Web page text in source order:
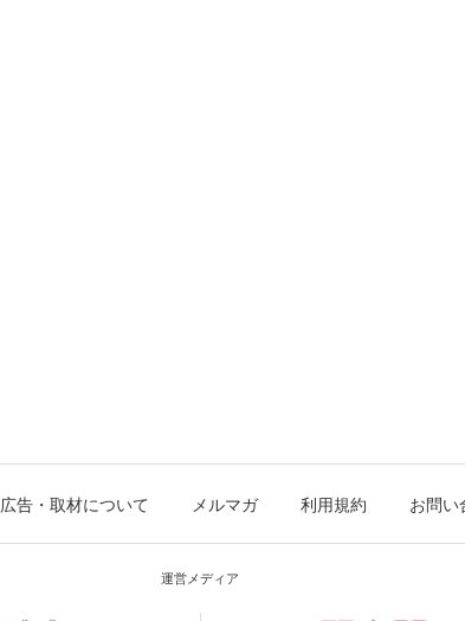
広告・取材について メルマガ 利用規約 お問い
運営メディア